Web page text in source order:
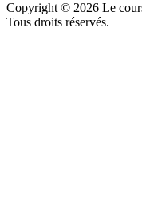
Copyright © 2026 Le
Tous droits réservés.